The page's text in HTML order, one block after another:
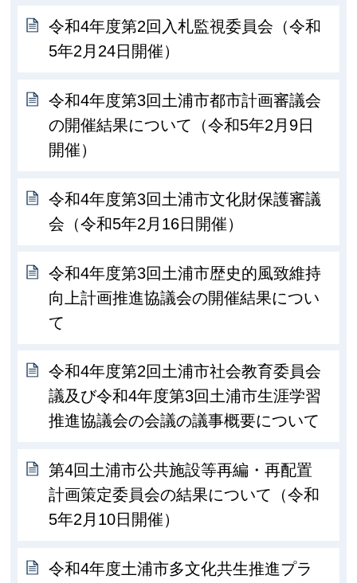
令和4年度第2回入札監視委員会（令和
5年2月24日開催）
令和4年度第3回土浦市都市計画審議会
の開催結果について（令和5年2月9日
開催）
令和4年度第3回土浦市文化財保護審議
会（令和5年2月16日開催）
令和4年度第3回土浦市歴史的風致維持
向上計画推進協議会の開催結果につい
て
令和4年度第2回土浦市社会教育委員会
議及び令和4年度第3回土浦市生涯学習
推進協議会の会議の議事概要について
第4回土浦市公共施設等再編・再配置
計画策定委員会の結果について（令和
5年2月10日開催）
令和4年度土浦市多文化共生推進プラ